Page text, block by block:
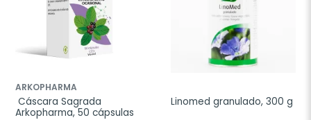
ARKOPHARMA
Cáscara Sagrada
Arkopharma, 50 cápsulas
Linomed granulado, 300 g